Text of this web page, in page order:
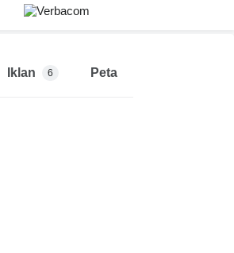
Iklan 6 Peta